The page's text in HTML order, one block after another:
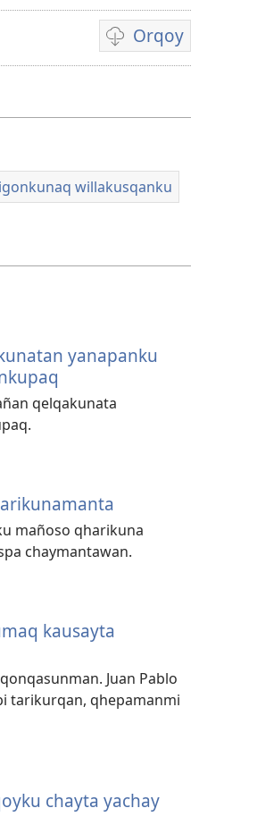
Orqoy
Videopi
grabasqakunata
willakusqanku
yanapanku
qelqakunata
mañoso qharikuna
chaymantawan.
kausayta
Juan Pablo
tarikurqan, qhepamanmi
chayta yachay